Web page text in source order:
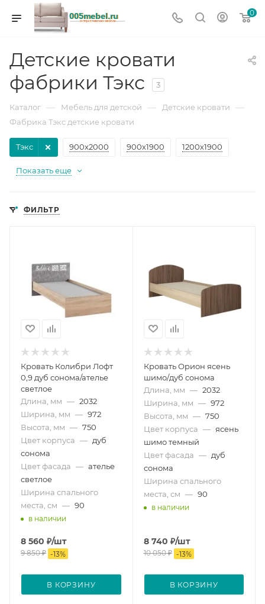
0
Детские кровати
фабрики Тэкс
3
Каталог — Мебель для детской — Детские кровати —
Фабрика Тэкс детские кровати
900х2000 900х1900 1200х1900
Тэкс
Показать еще
ФИЛЬТР
Кровать Колибри Лофт
0,9 дуб сонома/ателье
светлое
Длина, мм — 2032
Ширина, мм — 972
Высота, мм — 750
Цвет корпуса — дуб
сонома
Цвет фасада — ателье
светлое
Ширина спального
места, см — 90
в наличии
8 560 ₽/шт
9 850₽ -13%
В КОРЗИНУ
Кровать Орион ясень
шимо/дуб сонома
Длина, мм — 2032
Ширина, мм — 972
Высота, мм — 750
Цвет корпуса — ясень
шимо темный
Цвет фасада — дуб
сонома
Ширина спального
места, см — 90
в наличии
8 740 ₽/шт
10 050₽ -13%
В КОРЗИНУ